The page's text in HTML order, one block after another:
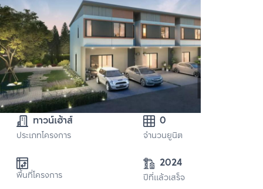
ทาวน์เฮ้าส์
ประเภทโครงการ
0
จำนวนยูนิต
พื้นที่โครงการ
2024
ปีที่แล้วเสร็จ